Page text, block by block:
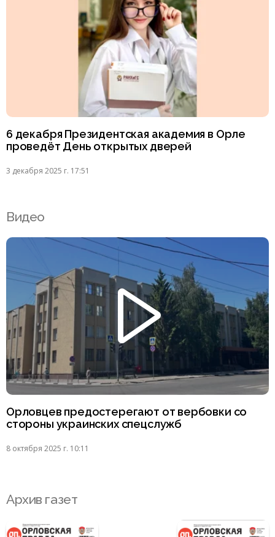
6 декабря Президентская академия в Орле
проведёт День открытых дверей
3 декабря 2025 г. 17:51
Видео
Орловцев предостерегают от вербовки со
стороны украинских спецслужб
8 октября 2025 г. 10:11
Архив газет